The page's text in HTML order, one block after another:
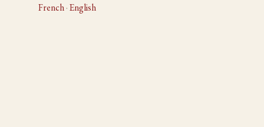
French ·English